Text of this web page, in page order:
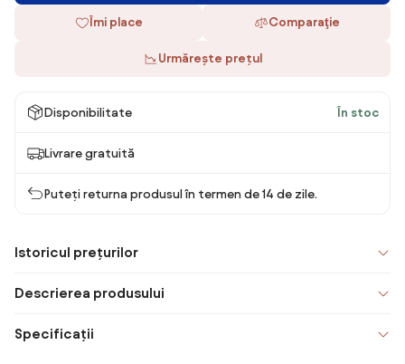
Îmi place Comparaţie
Urmărește prețul
Disponibilitate În stoc
Livrare gratuită
Puteți returna produsul în termen de 14 de zile.
Istoricul prețurilor
Descrierea produsului
Specificații